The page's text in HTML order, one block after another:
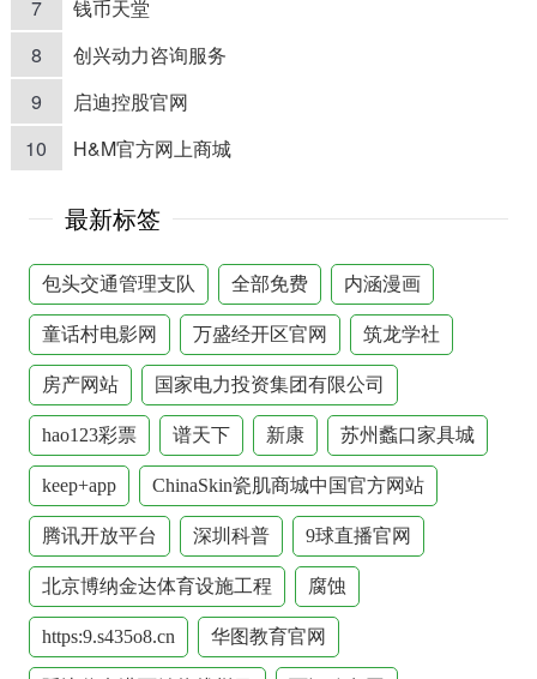
7
钱币天堂
8
创兴动力咨询服务
9
启迪控股官网
10
H&M官方网上商城
最新标签
包头交通管理支队 全部免费 内涵漫画
童话村电影网 万盛经开区官网 筑龙学社
房产网站 国家电力投资集团有限公司
hao123彩票 谱天下 新康 苏州蠡口家具城
keep+app ChinaSkin瓷肌商城中国官方网站
腾讯开放平台 深圳科普 9球直播官网
北京博纳金达体育设施工程 腐蚀
https:9.s435o8.cn 华图教育官网